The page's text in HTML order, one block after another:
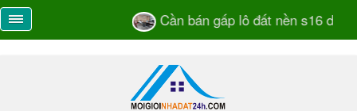
Cần bán gấp lô đất nền s16 dự án